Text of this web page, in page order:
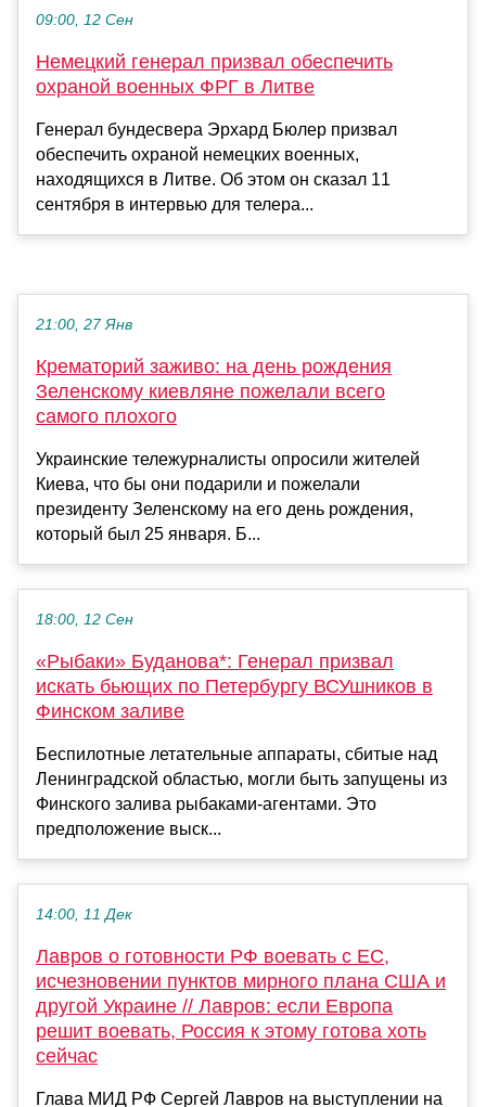
09:00, 12 Сен
Немецкий генерал призвал обеспечить
охраной военных ФРГ в Литве
Генерал бундесвера Эрхард Бюлер призвал
обеспечить охраной немецких военных,
находящихся в Литве. Об этом он сказал 11
сентября в интервью для телера...
21:00, 27 Янв
Крематорий заживо: на день рождения
Зеленскому киевляне пожелали всего
самого плохого
Украинские тележурналисты опросили жителей
Киева, что бы они подарили и пожелали
президенту Зеленскому на его день рождения,
который был 25 января. Б...
18:00, 12 Сен
«Рыбаки» Буданова*: Генерал призвал
искать бьющих по Петербургу ВСУшников в
Финском заливе
Беспилотные летательные аппараты, сбитые над
Ленинградской областью, могли быть запущены из
Финского залива рыбаками-агентами. Это
предположение выск...
14:00, 11 Дек
Лавров о готовности РФ воевать с ЕС,
исчезновении пунктов мирного плана США и
другой Украине // Лавров: если Европа
решит воевать, Россия к этому готова хоть
сейчас
Глава МИД РФ Сергей Лавров на выступлении на